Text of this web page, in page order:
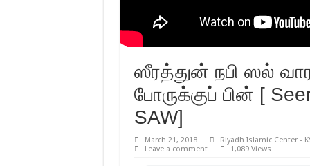
ஸீரத்துன் நபி ஸல்
போருக்குப் பின் [
SAW]
March 21, 2018 Riyadh Islamic Center -
Leave a comment
1,089 Views